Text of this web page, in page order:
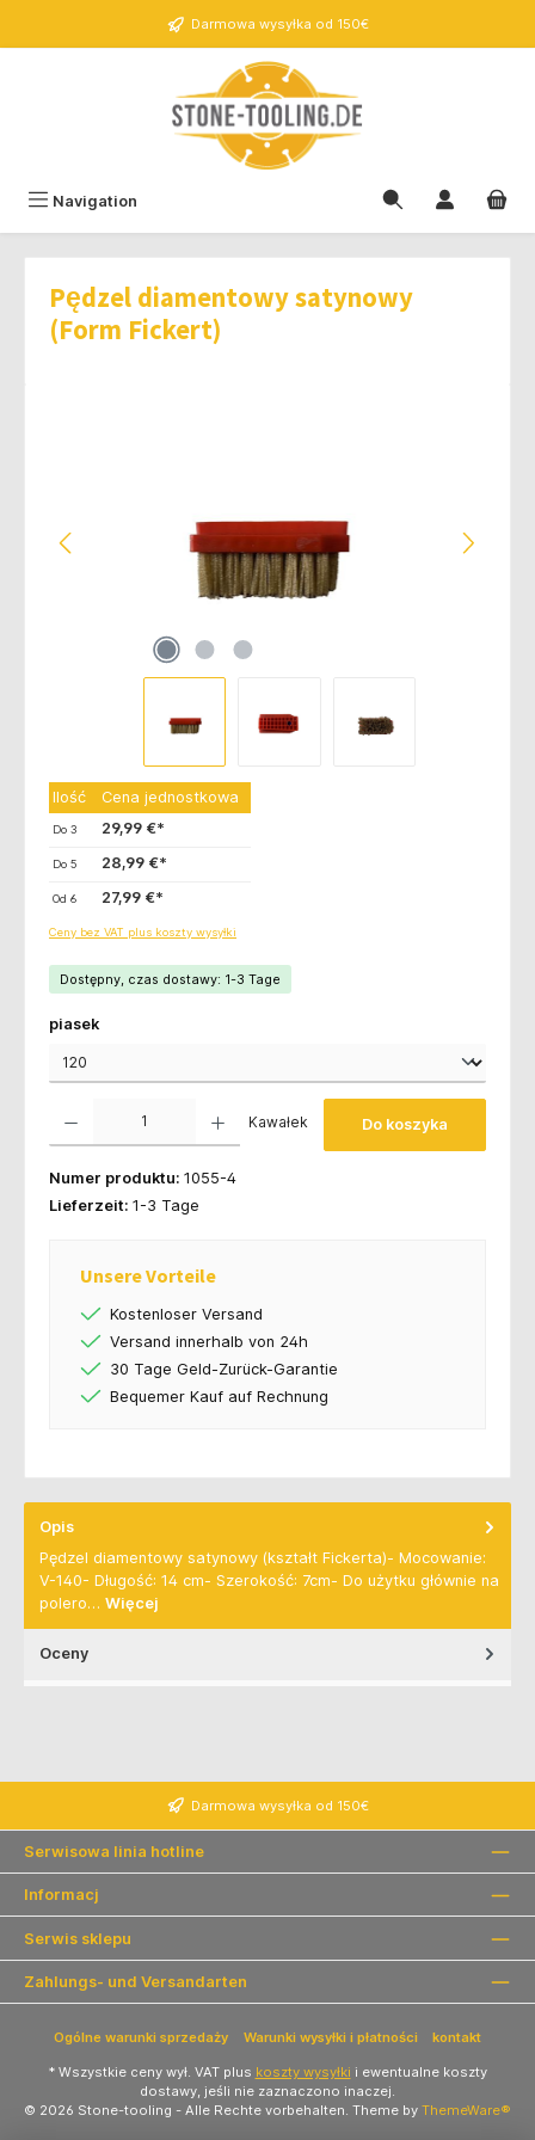
Darmowa wysyłka od 150€
Navigation
Pędzel diamentowy satynowy
(Form Fickert)
Ilość Cena jednostkowa
Do3 29,99 €*
Do5 28,99 €*
Od6 27,99 €*
Ceny bez VAT plus koszty wysyłki
Dostępny, czas dostawy: 1-3 Tage
Wybierz
piasek
Kawałek Do koszyka
Numer produktu: 1055-4
Lieferzeit: 1-3 Tage
Unsere Vorteile
Kostenloser Versand
Versand innerhalb von 24h
30 Tage Geld-Zurück-Garantie
Bequemer Kauf auf Rechnung
Opis
Pędzel diamentowy satynowy (kształt Fickerta)- Mocowanie:
V-140- Długość: 14 cm- Szerokość: 7cm- Do użytku głównie na
polero… Więcej
Oceny
Darmowa wysyłka od 150€
Serwisowa linia hotline
Informacj
Serwis sklepu
Zahlungs- und Versandarten
Ogólne warunki sprzedaży Warunki wysyłki i płatności kontakt
* Wszystkie ceny wył. VAT plus koszty wysyłki i ewentualne koszty
dostawy, jeśli nie zaznaczono inaczej.
© 2026 Stone-tooling - Alle Rechte vorbehalten. Theme by ThemeWare®